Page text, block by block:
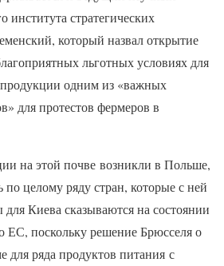
института стратегических
который назвал открытие
льготных условиях для
одним из «важных
для протестов фермеров в
на этой почве возникли в Польше,
целому ряду стран, которые с ней
для Киева сказываются на состоянии
ЕС, поскольку решение Брюсселя о
ряда продуктов питания с